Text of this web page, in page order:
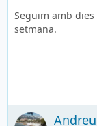
Seguim amb
setmana.
Andreu